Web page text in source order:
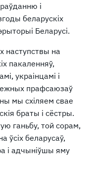
і
беларускіх
Беларусі.
наступствы на
пакаленняў,
украінцамі і
прафсаюзаў
мы схіляем свае
браты і сёстры.
ганьбу, той сорам,
ўсіх беларусаў,
і адчыніўшы яму